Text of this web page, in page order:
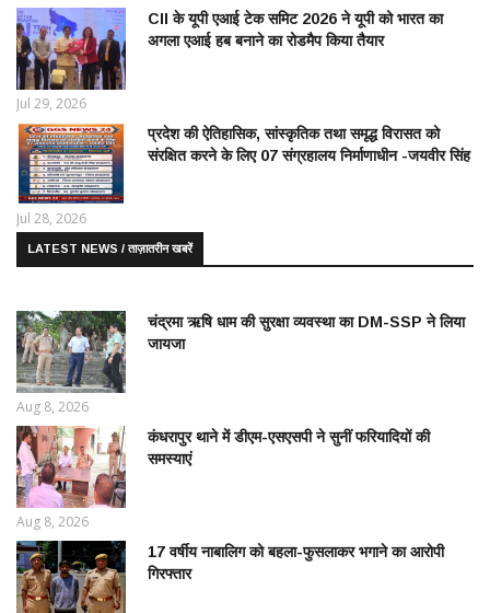
CII के यूपी एआई टेक समिट 2026 ने यूपी को भारत का
अगला एआई हब बनाने का रोडमैप किया तैयार
Jul 29, 2026
प्रदेश की ऐतिहासिक, सांस्कृतिक तथा समृद्ध विरासत को
संरक्षित करने के लिए 07 संग्रहालय निर्माणाधीन -जयवीर सिंह
Jul 28, 2026
LATEST NEWS / ताज़ातरीन खबरें
चंद्रमा ऋषि धाम की सुरक्षा व्यवस्था का DM-SSP ने लिया
जायजा
Aug 8, 2026
कंधरापुर थाने में डीएम-एसएसपी ने सुनीं फरियादियों की
समस्याएं
Aug 8, 2026
17 वर्षीय नाबालिग को बहला-फुसलाकर भगाने का आरोपी
गिरफ्तार